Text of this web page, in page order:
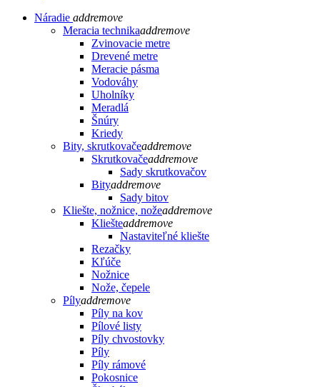
Náradie addremove
Meracia technikaaddremove
Zvinovacie metre
Drevené metre
Meracie pásma
Vodováhy
Uholníky
Meradlá
Šnúry
Kriedy
Bity, skrutkovačeaddremove
Skrutkovačeaddremove
Sady skrutkovačov
Bityaddremove
Sady bitov
Kliešte, nožnice, nožeaddremove
Kliešteaddremove
Nastaviteľné kliešte
Rezačky
Kľúče
Nožnice
Nože, čepele
Pílyaddremove
Píly na kov
Pílové listy
Píly chvostovky
Píly
Píly rámové
Pokosnice